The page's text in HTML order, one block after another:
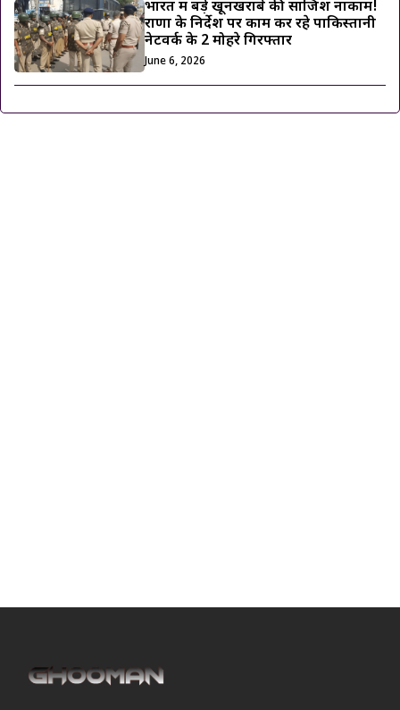
भारत में बड़े खूनखराबे की साजिश नाकाम!
राणा के निर्देश पर काम कर रहे पाकिस्तानी
नेटवर्क के 2 मोहरे गिरफ्तार
June 6, 2026